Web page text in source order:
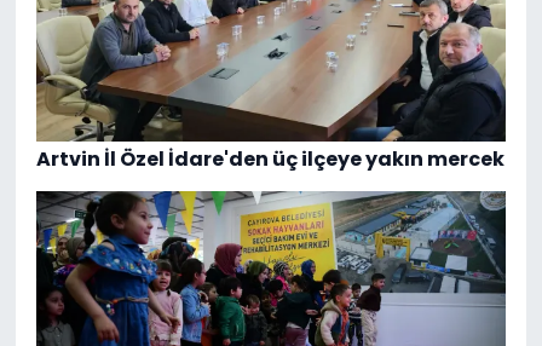
Artvin İl Özel İdare'den üç ilçeye yakın mercek